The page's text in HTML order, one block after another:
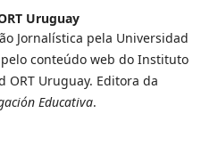
Uruguay
Jornalística pela Universidad
pelo conteúdo web do Instituto
ORT Uruguay. Editora da
Educativa.